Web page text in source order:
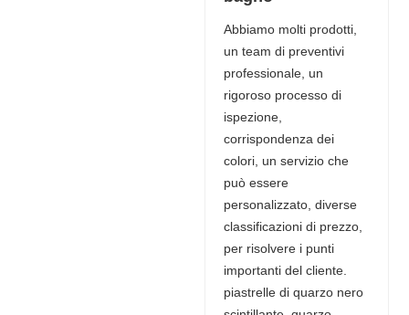
Abbiamo molti prodotti,
un team di preventivi
professionale, un
rigoroso processo di
ispezione,
corrispondenza dei
colori, un servizio che
può essere
personalizzato, diverse
classificazioni di prezzo,
per risolvere i punti
importanti del cliente.
piastrelle di quarzo nero